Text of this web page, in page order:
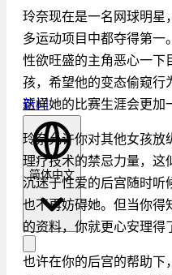
新闻
简体中文
玲奈现在是一名网球明星
多运动项目中都夺得第一
性欲旺盛的主角恶心一下
孩，希望他的变态偷窥行
这样她的比赛生涯会更加
玲奈允许你对其他女孩放
理疗技术的禁忌力量，这
沉迷于性爱的后宫随时听
也不再妨碍她。但当你得
的资料，你就更心安理得
也许在你的后宫的帮助下